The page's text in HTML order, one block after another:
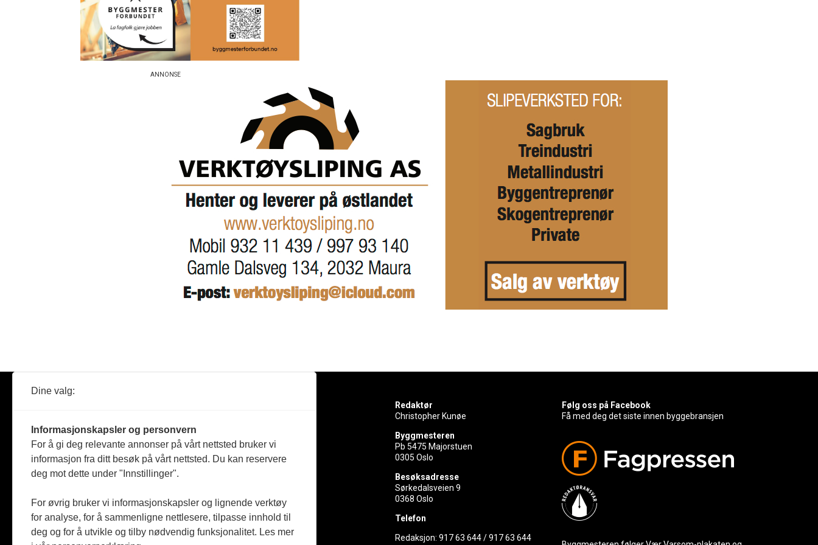
Reportasje
Produkter
Jobbmarked
Redaktør
Christopher Kunøe
Byggmesteren
Pb 5475 Majorstuen
0305 Oslo
Besøksadresse
Sørkedalsveien 9
0368 Oslo
Telefon
Redaksjon:917 63 644/917 63 644
Følg oss på Facebook
Få med deg det siste innen byggebransjen
Dine valg:
Informasjonskapsler og personvern
For å gi deg relevante annonser på vårt nettsted bruker vi
informasjon fra ditt besøk på vårt nettsted. Du kan reservere
deg mot dette under "Innstillinger".
For øvrig bruker vi informasjonskapsler og lignende verktøy
for analyse, for å sammenligne nettlesere, tilpasse innhold til
deg og for å utvikle og tilby nødvendig funksjonalitet. Les mer